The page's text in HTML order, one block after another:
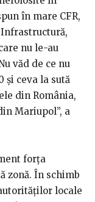
în mare CFR,
nu le-au
văd de ce nu
şi ceva la sută
din România,
Mariupol”, a
forţa
zonă. În schimb
locale